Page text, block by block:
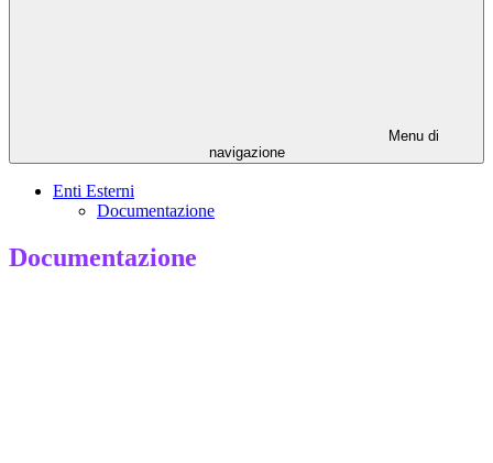
Menu di
navigazione
Enti Esterni
Documentazione
Documentazione